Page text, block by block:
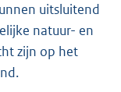
uitsluitend
natuur- en
zijn op het